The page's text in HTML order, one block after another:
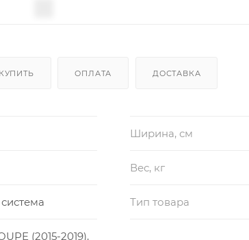
ОПЛАТА ДОСТАВКА
Ширина, см
Вес, кг
Тип товара
(2015-2019),